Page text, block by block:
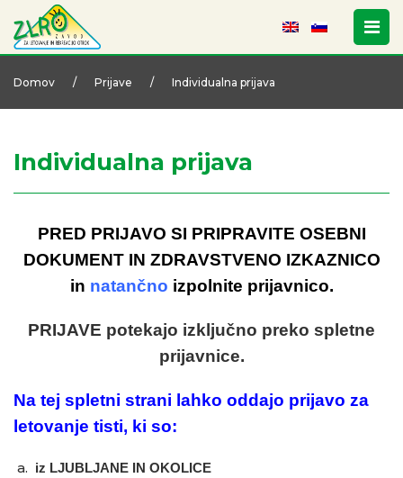
Domov / Prijave / Individualna prijava
Individualna prijava
PRED PRIJAVO SI PRIPRAVITE OSEBNI
DOKUMENT IN ZDRAVSTVENO IZKAZNICO
in natančno izpolnite prijavnico.
PRIJAVE potekajo izključno preko spletne
prijavnice.
Na tej spletni strani lahko oddajo prijavo za
letovanje tisti, ki so:
iz LJUBLJANE IN OKOLICE